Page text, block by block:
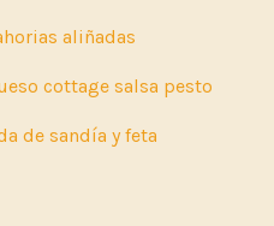
aliñadas
cottage salsa pesto
de sandía y feta